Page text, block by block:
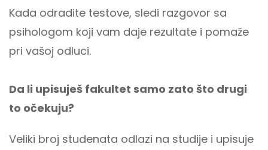
Kada odradite testove, sledi razgovor sa
psihologom koji vam daje rezultate i pomaže
pri vašoj odluci.
Da li upisuješ fakultet samo zato što drugi
to očekuju?
Veliki broj studenata odlazi na studije i upisuje